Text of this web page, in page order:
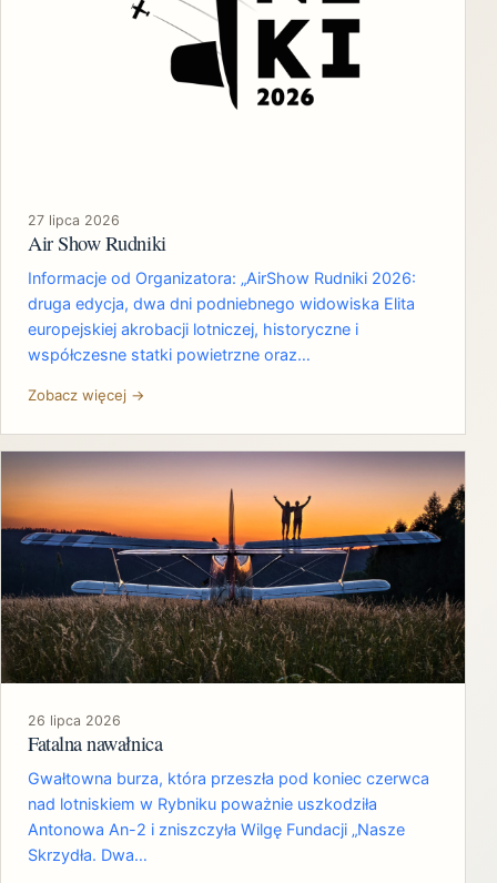
27 lipca 2026
Air Show Rudniki
Informacje od Organizatora: „AirShow Rudniki 2026:
druga edycja, dwa dni podniebnego widowiska Elita
europejskiej akrobacji lotniczej, historyczne i
współczesne statki powietrzne oraz…
Zobacz więcej →
26 lipca 2026
Fatalna nawałnica
Gwałtowna burza, która przeszła pod koniec czerwca
nad lotniskiem w Rybniku poważnie uszkodziła
Antonowa An-2 i zniszczyła Wilgę Fundacji „Nasze
Skrzydła. Dwa…